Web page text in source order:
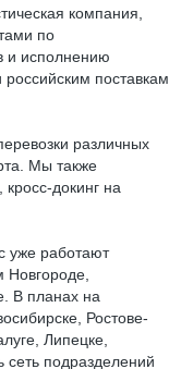
компания,
по
и исполнению
поставкам
различных
Мы также
докинг на
уже работают
Новгороде,
В планах на
Ростове-
Липецке,
подразделений